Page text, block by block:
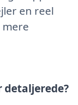
en reel
detaljerede?